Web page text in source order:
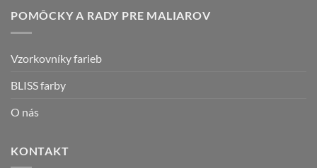
POMÔCKY A RADY PRE MALIAROV
Vzorkovníky farieb
BLISS farby
O nás
KONTAKT